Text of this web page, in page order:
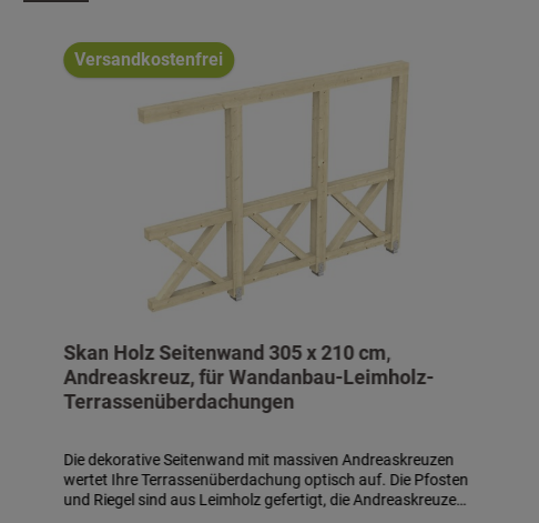
Versandkostenfrei
Skan Holz Seitenwand 305 x 210 cm,
Andreaskreuz, für Wandanbau-Leimholz-
Terrassenüberdachungen
Die dekorative Seitenwand mit massiven Andreaskreuzen
wertet Ihre Terrassenüberdachung optisch auf. Die Pfosten
und Riegel sind aus Leimholz gefertigt, die Andreaskreuze